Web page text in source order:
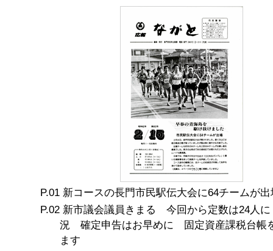
新コースの長門市民駅伝大会に64チームが出
新市議会議員きまる 今回から定数は24人
況 確定申告はお早めに 固定資産課税台帳
ます